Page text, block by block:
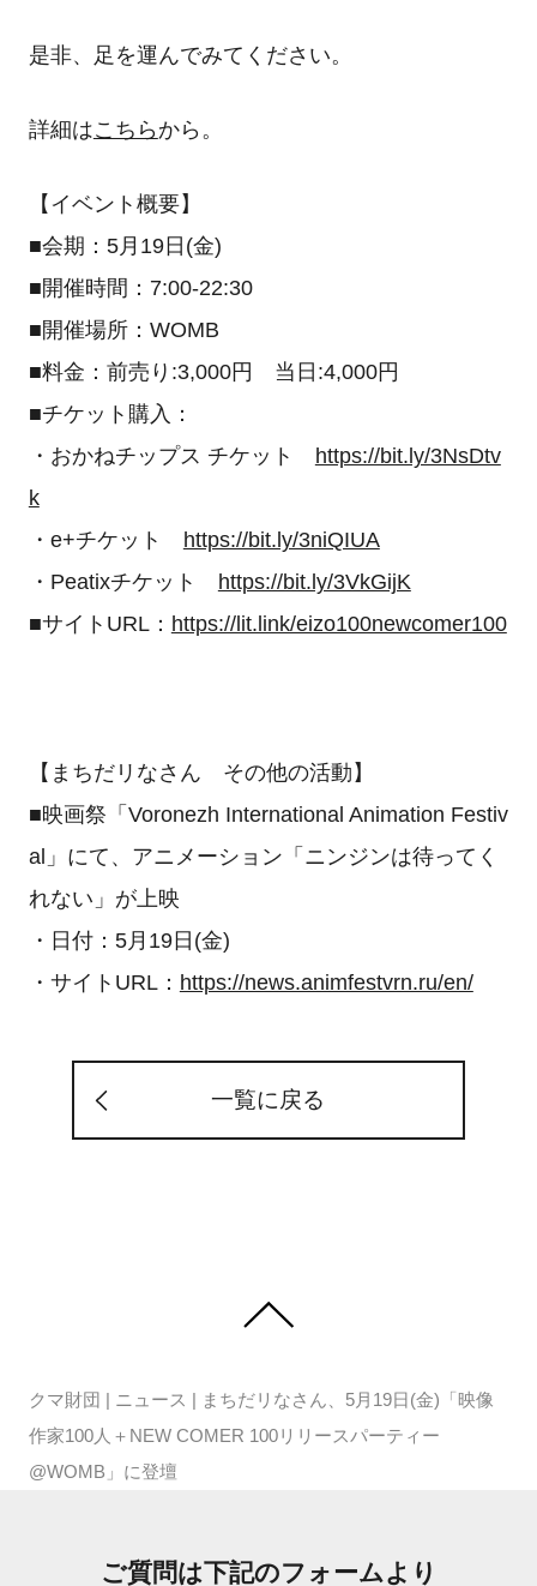
是非、足を運んでみてください。
詳細はこちらから。
【イベント概要】
■会期：5月19日(金)
■開催時間：7:00-22:30
■開催場所：WOMB
■料金：前売り:3,000円 当日:4,000円
■チケット購入：
・おかねチップス チケット https://bit.ly/3NsDtv
k
・e+チケット https://bit.ly/3niQIUA
・Peatixチケット https://bit.ly/3VkGijK
■サイトURL： https://lit.link/eizo100newcomer100
【まちだリなさん その他の活動】
■映画祭「Voronezh International Animation Festiv
al」にて、アニメーション「ニンジンは待ってく
れない」が上映
・日付：5月19日(金)
・サイトURL： https://news.animfestvrn.ru/en/
一覧に戻る
クマ財団 | ニュース | まちだリなさん、5月19日(金)「映像
作家100人＋NEW COMER 100リリースパーティー
@WOMB」に登壇
ご質問は下記のフォームより